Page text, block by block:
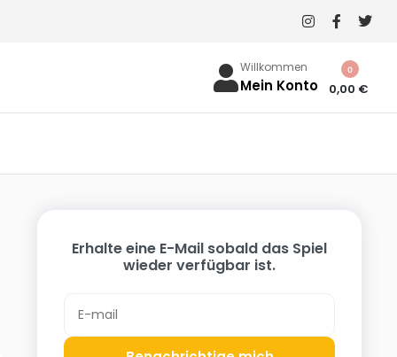
Willkommen
Mein Konto 0,00 €
0
Erhalte eine E-Mail sobald das Spiel
wieder verfügbar ist.